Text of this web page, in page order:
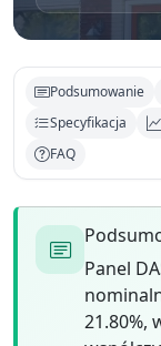
Podsumowanie
Specyfikacja
FAQ
Panel
21.80%,